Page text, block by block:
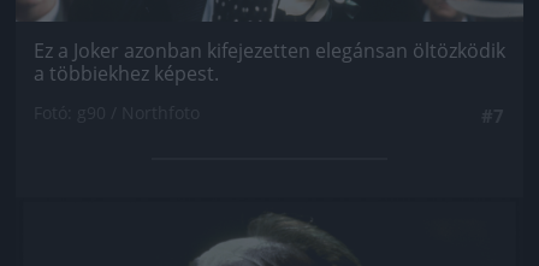
Ez a Joker azonban kifejezetten elegánsan öltözködik
a többiekhez képest.
Jön még kép!